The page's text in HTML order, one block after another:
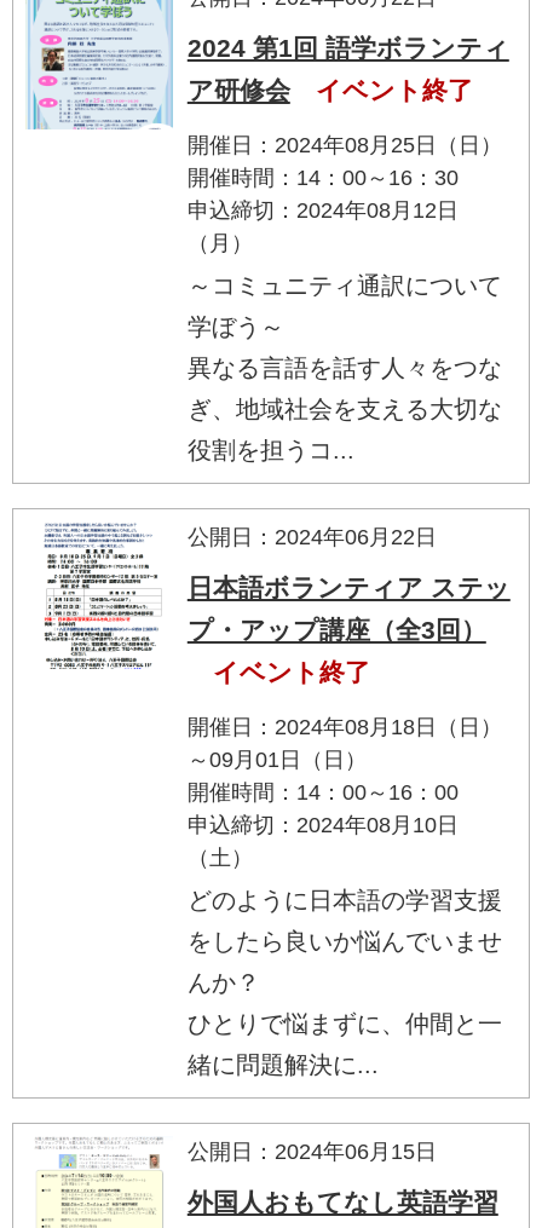
2024 第1回 語学ボランティ
ア研修会
イベント終了
開催日：2024年08月25日（日）
開催時間：14：00～16：30
申込締切：2024年08月12日
（月）
～コミュニティ通訳について
学ぼう～
異なる言語を話す人々をつな
ぎ、地域社会を支える大切な
役割を担うコ...
公開日：2024年06月22日
日本語ボランティア ステッ
プ・アップ講座（全3回）
イベント終了
開催日：2024年08月18日（日）
～09月01日（日）
開催時間：14：00～16：00
申込締切：2024年08月10日
（土）
どのように日本語の学習支援
をしたら良いか悩んでいませ
んか？
ひとりで悩まずに、仲間と一
緒に問題解決に...
公開日：2024年06月15日
外国人おもてなし英語学習